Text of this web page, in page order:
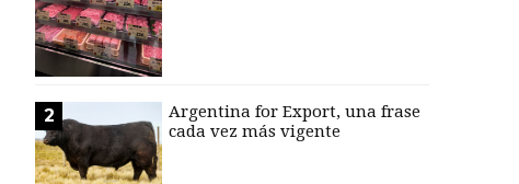
2
Argentina for Export, una frase
cada vez más vigente